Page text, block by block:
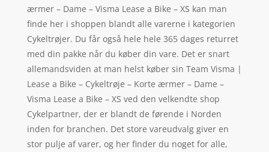
ærmer – Dame – Visma Lease a Bike – XS kan man
finde her i shoppen blandt alle varerne i kategorien
Cykeltrøjer. Du får også hele hele 365 dages returret
med din pakke når du køber din vare. Det er snart
allemandsviden at man helst køber sin Team Visma |
Lease a Bike – Cykeltrøje – Korte ærmer – Dame –
Visma Lease a Bike – XS ved den velkendte shop
Cykelpartner, der er blandt de førende i Norden
inden for branchen. Det store vareudvalg giver en
stor pulje af varer, og her finder du noget for alle,